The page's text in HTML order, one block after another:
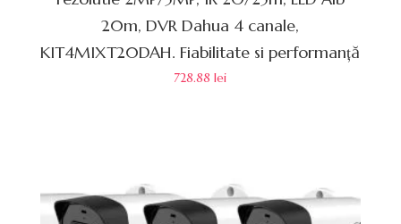
20m, DVR Dahua 4 canale,
KIT4MIXT20DAH. Fiabilitate si performanță
728.88lei